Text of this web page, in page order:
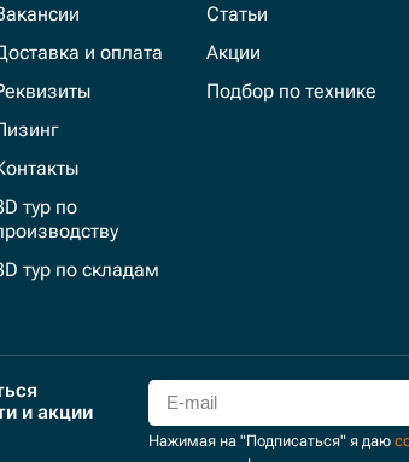
и оплата
тур по
тур по складам
Статьи
Акции
Подбор по технике
и акции
Нажимая на "Подписаться" я даю